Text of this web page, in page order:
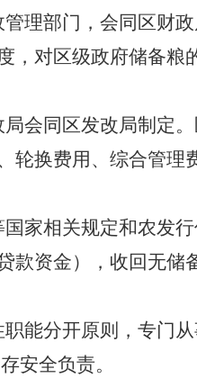
理部门，会同区财
，对区级政府储备粮
会同区发改局制定
轮换费用、综合管理
家相关规定和农发
款资金），收回无储
能分开原则，专门
安全负责。